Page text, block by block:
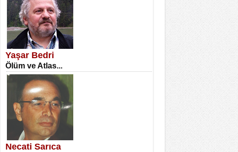
SATILMIŞ ÜMİT ÇETİNKAYA
Erkenlik...
NECLA DİLEK ARSLAN
Öğretmenler Günü Mahkemesi...
Yaşar Bedri
Ölüm ve Atlas...
Necati Sarıca